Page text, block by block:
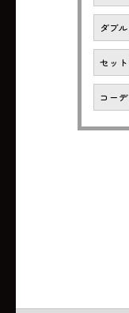
ダブ
セッ
コー